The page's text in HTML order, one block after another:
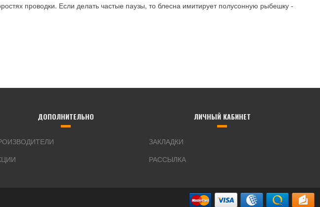
проводки. Если делать частые паузы, то блесна имитирует полусонную рыбешку -
ДОПОЛНИТЕЛЬНО ЛИЧНЫЙ КАБИНЕТ
ЗАКЛАДКИ
РАССЫЛКА